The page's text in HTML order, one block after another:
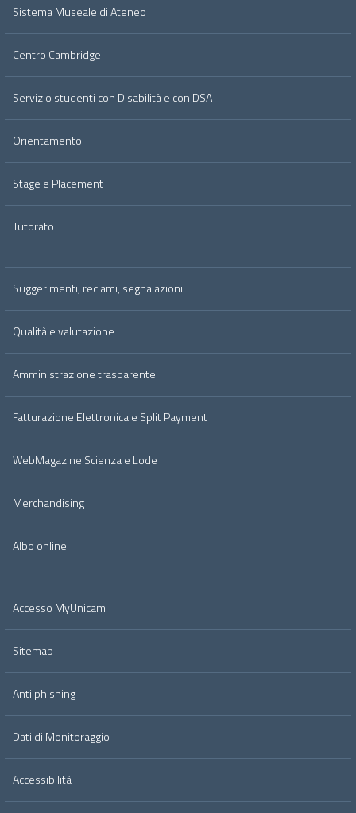
Sistema Museale di Ateneo
Centro Cambridge
Servizio studenti con Disabilità e con DSA
Orientamento
Stage e Placement
Tutorato
Suggerimenti, reclami, segnalazioni
Qualità e valutazione
Amministrazione trasparente
Fatturazione Elettronica e Split Payment
WebMagazine Scienza e Lode
Merchandising
Albo online
Accesso MyUnicam
Sitemap
Anti phishing
Dati di Monitoraggio
Accessibilità